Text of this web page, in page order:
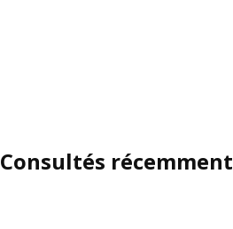
Consultés récemment